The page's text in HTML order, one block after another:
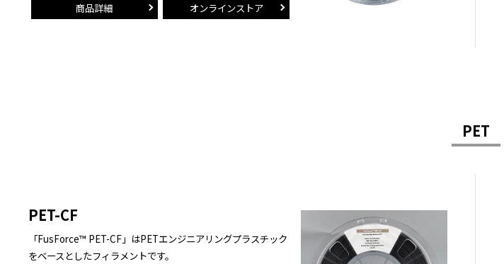
商品詳細 オンラインストア
PET
PET-CF
「FusForce™ PET-CF」はPETエンジニアリングプラスチック
をベースとしたフィラメントです。